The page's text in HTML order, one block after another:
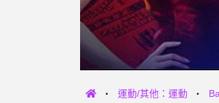
運動/其他：運動